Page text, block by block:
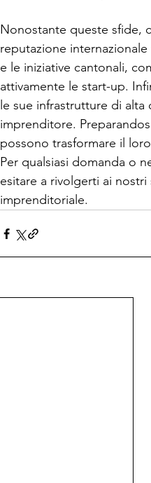
Nonostante queste sfide,
reputazione
e le iniziative cantonali,
attivamente le start-up.
le sue infrastrutture di
imprenditore.
possono trasformare il
Per qualsiasi domanda o
esitare a rivolgerti ai
imprenditoriale.